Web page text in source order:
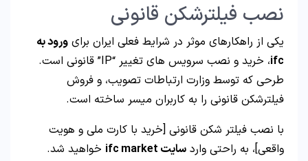
نصب فیلترشکن قانونی
یکی از راهکارهای موثر در شرایط فعلی ایران برای ورود به
ifc
، خرید و نصب سرویس های تغییر “IP” قانونی است.
طرحی که توسط وزارت ارتباطات تصویب، و فروش
فیلترشکن قانونی را به کاربران میسر ساخته است.
با نصب فیلتر شکن قانونی [خرید با کارت ملی و هویت
واقعی]، به راحتی وارد سایت ifc market خواهید شد.